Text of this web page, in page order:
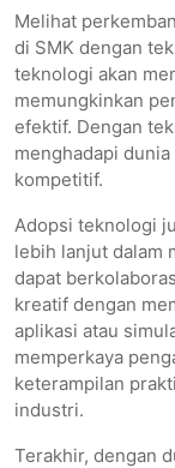
Melihat
di SMK dengan
teknologi akan
memungkinkan
efektif. Dengan
menghadapi
kompetitif.
Adopsi teknologi
lebih lanjut dalam
dapat
kreatif dengan
aplikasi atau
memperkaya
keterampilan
industri.
Terakhir, dengan